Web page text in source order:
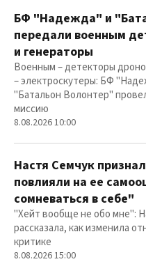
БФ "Надежда" и
передали военным
и генераторы
Военным – детекторы
– электроскутеры: БФ
"Батальон Волонтер"
миссию
8.08.2026 10:00
Настя Семчук
повлияли на ее
сомневаться в себе"
"Хейт вообще не обо мне":
рассказала, как изменила
критике
8.08.2026 15:00